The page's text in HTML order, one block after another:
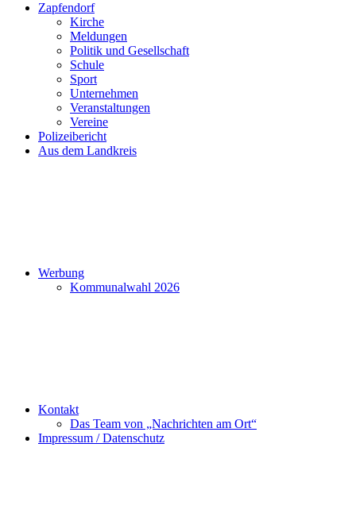
Zapfendorf
Kirche
Meldungen
Politik und Gesellschaft
Schule
Sport
Unternehmen
Veranstaltungen
Vereine
Polizeibericht
Aus dem Landkreis
Werbung
Kommunalwahl 2026
Kontakt
Das Team von „Nachrichten am Ort“
Impressum / Datenschutz